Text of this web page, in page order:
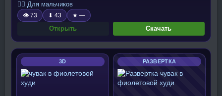
🧍‍♂️ Для мальчиков
👁 73 ⬇ 43 ★ —
Открыть Скачать
3D РАЗВЕРТКА